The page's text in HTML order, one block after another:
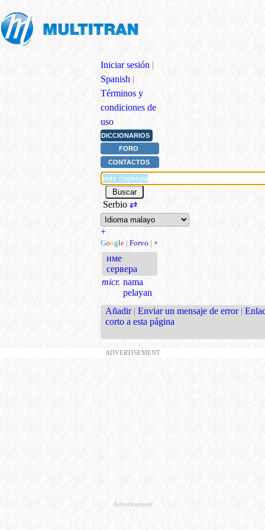
Iniciar sesión |
Spanish |
Términos y
condiciones de
uso
DICCIONARIOS
FORO
CONTACTOS
Serbio ⇄
+
Google | Forvo | +
име
сервера
micr. nama
pelayan
Añadir | Enviar un mensaje de error |
corto a esta página
ADVERTISEMENT
Advertisement